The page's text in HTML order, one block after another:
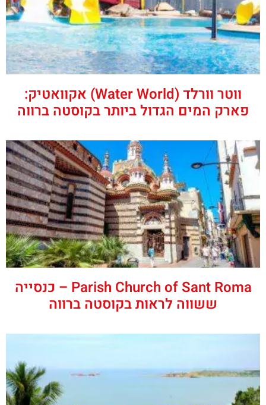
ווטר וורלד (Water World) אקוואטיק:
פארק המים הגדול ביותר בקוסטה ברווה
‪‪Parish Church of Sant Roma‬‬ – כנסייה
ששווה לראות בקוסטה ברווה